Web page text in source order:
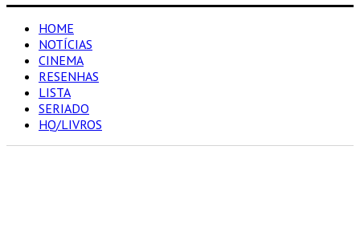
HOME
NOTÍCIAS
CINEMA
RESENHAS
LISTA
SERIADO
HQ/LIVROS